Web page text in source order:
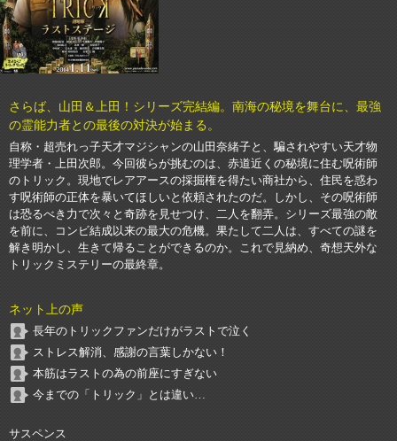
さらば、山田＆上田！シリーズ完結編。南海の秘境を舞台に、最強
の霊能力者との最後の対決が始まる。
自称・超売れっ子天才マジシャンの山田奈緒子と、騙されやすい天才物
理学者・上田次郎。今回彼らが挑むのは、赤道近くの秘境に住む呪術師
のトリック。現地でレアアースの採掘権を得たい商社から、住民を惑わ
す呪術師の正体を暴いてほしいと依頼されたのだ。しかし、その呪術師
は恐るべき力で次々と奇跡を見せつけ、二人を翻弄。シリーズ最強の敵
を前に、コンビ結成以来の最大の危機。果たして二人は、すべての謎を
解き明かし、生きて帰ることができるのか。これで見納め、奇想天外な
トリックミステリーの最終章。
ネット上の声
長年のトリックファンだけがラストで泣く
ストレス解消、感謝の言葉しかない！
本筋はラストの為の前座にすぎない
今までの「トリック」とは違い…
サスペンス